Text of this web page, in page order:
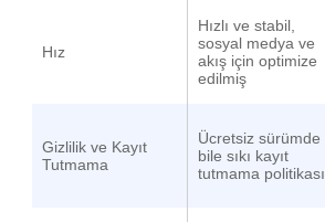
Hız
Hızlı ve stabil,
sosyal medya ve
akış için optimize
edilmiş
Gizlilik ve Kayıt
Tutmama
Ücretsiz sürümde
bile sıkı kayıt
tutmama politikası